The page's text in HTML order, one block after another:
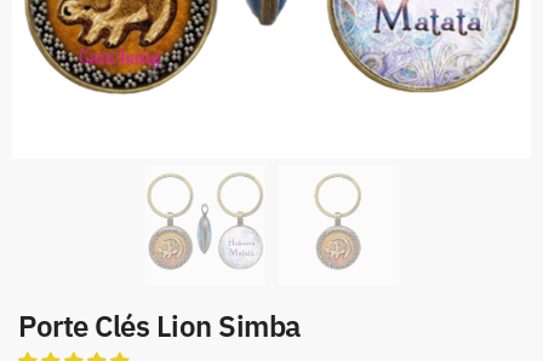
Porte Clés Lion Simba